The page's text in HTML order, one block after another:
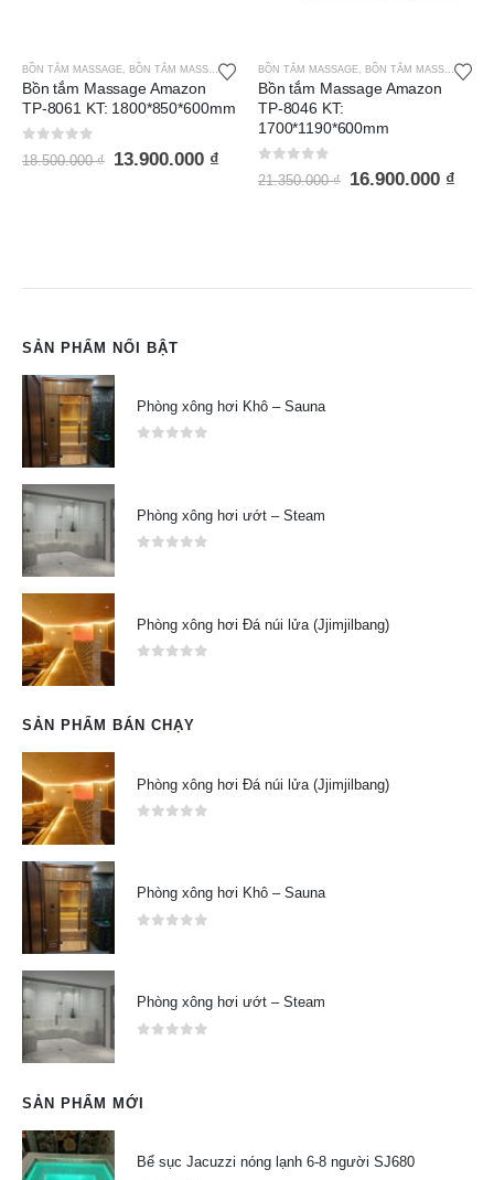
BỒN TẮM MASSAGE BỒN TẮM MASSAGE AMAZON
Bồn tắm Massage Amazon
TP-8061 KT: 1800*850*600mm
18.500.000₫ 13.900.000 ₫
BỒN TẮM MASSAGE BỒN TẮM MASSAGE AMAZON
Bồn tắm Massage Amazon
TP-8046 KT:
1700*1190*600mm
21.350.000₫ 16.900.000 ₫
SẢN PHẨM NỔI BẬT
Phòng xông hơi Khô – Sauna
Phòng xông hơi ướt – Steam
Phòng xông hơi Đá núi lửa (Jjimjilbang)
SẢN PHẨM BÁN CHẠY
Phòng xông hơi Đá núi lửa (Jjimjilbang)
Phòng xông hơi Khô – Sauna
Phòng xông hơi ướt – Steam
SẢN PHẨM MỚI
Bể sục Jacuzzi nóng lạnh 6-8 người SJ680